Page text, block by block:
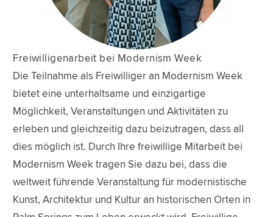
Freiwilligenarbeit bei Modernism Week
Die Teilnahme als Freiwilliger an Modernism Week
bietet eine unterhaltsame und einzigartige
Möglichkeit, Veranstaltungen und Aktivitäten zu
erleben und gleichzeitig dazu beizutragen, dass all
dies möglich ist. Durch Ihre freiwillige Mitarbeit bei
Modernism Week tragen Sie dazu bei, dass die
weltweit führende Veranstaltung für modernistische
Kunst, Architektur und Kultur an historischen Orten in